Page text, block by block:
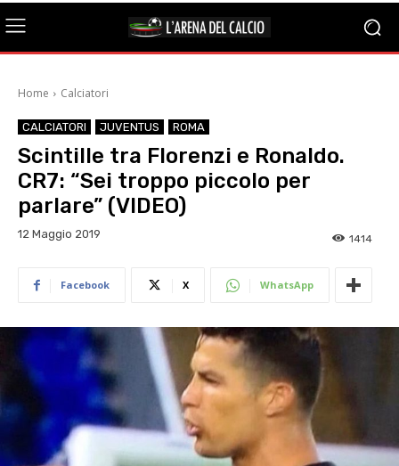
Home Calciatori
CALCIATORI JUVENTUS ROMA
Scintille tra Florenzi e Ronaldo.
CR7: “Sei troppo piccolo per
parlare” (VIDEO)
12 Maggio 2019 1414
Facebook X WhatsApp